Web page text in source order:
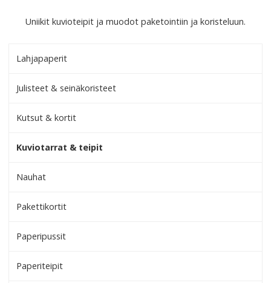
Uniikit kuvioteipit ja muodot paketointiin ja koristeluun.
Lahjapaperit
Julisteet & seinäkoristeet
Kutsut & kortit
Kuviotarrat & teipit
Nauhat
Pakettikortit
Paperipussit
Paperiteipit